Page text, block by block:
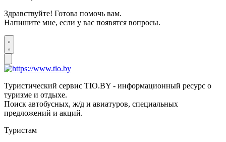
Здравствуйте! Готова помочь вам.
Напишите мне, если у вас появятся вопросы.
Туристический сервис TIO.BY - информационный ресурс о
туризме и отдыхе.
Поиск автобусных, ж/д и авиатуров, специальных
предложений и акций.
Туристам